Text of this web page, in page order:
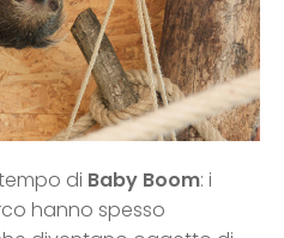
di Baby Boom: i
hanno spesso